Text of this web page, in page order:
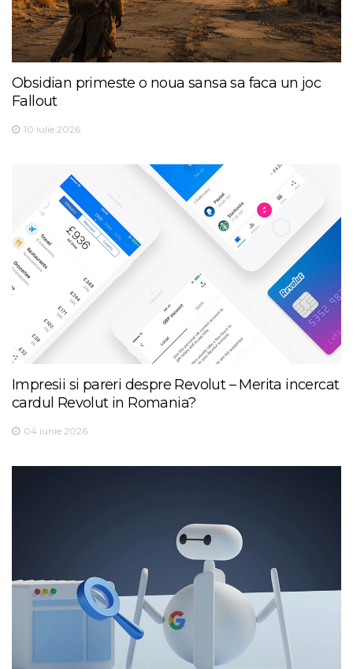
Obsidian primeste o noua sansa sa faca un joc
Fallout
10 iulie 2026
Impresii si pareri despre Revolut – Merita incercat
cardul Revolut in Romania?
04 iunie 2026